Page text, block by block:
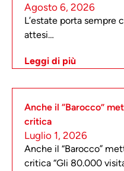
Agosto 6, 2026
L’estate porta sempre
attesi…
Leggi di più
Anche il “Barocco”
critica
Luglio 1, 2026
Anche il “Barocco”
critica “Gli 80.000